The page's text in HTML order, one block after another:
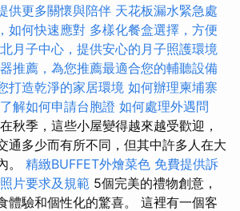
供更多關懷與陪伴 天花板漏水緊急處
如何快速應對 多樣化餐盒選擇，方便
月子中心，提供安心的月子照護環境
推薦，為您推薦最適合您的輔聽設備
打造乾淨的家居環境 如何辦理柬埔寨
了解如何申請台胞證 如何處理外遇問
在秋季，這些小屋變得越來越受歡迎，
通多少而有所不同，但其中許多人在大
。 精緻BUFFET外燴菜色 免費提供訴
片要求及規範 5個完美的禮物創意，
體驗和個性化的驚喜。 這裡有一個客